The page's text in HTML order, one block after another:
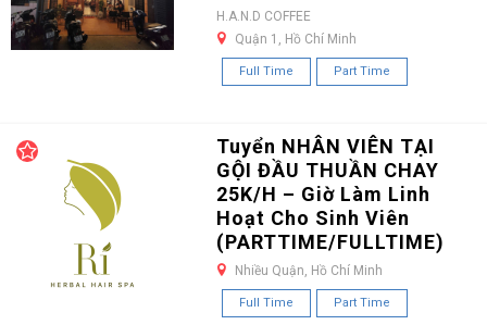
H.A.N.D COFFEE
Quận 1, Hồ Chí Minh
Full Time Part Time
Tuyển NHÂN VIÊN TẠI
GỘI ĐẦU THUẦN CHAY
25K/H – Giờ Làm Linh
Hoạt Cho Sinh Viên
(PARTTIME/FULLTIME)
Nhiều Quận, Hồ Chí Minh
Full Time Part Time